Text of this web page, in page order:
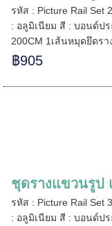
รหัส : Picture Rail
: อลูมิเนียม สี : บอนด์ป
200CM 1เส้นหมุดยึดร
฿905
ชุดรางแขวนรูป
รหัส : Picture Rail
: อลูมิเนียม สี : บอนด์ป